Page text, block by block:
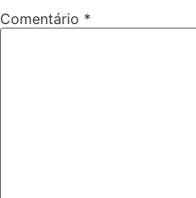
Comentário *